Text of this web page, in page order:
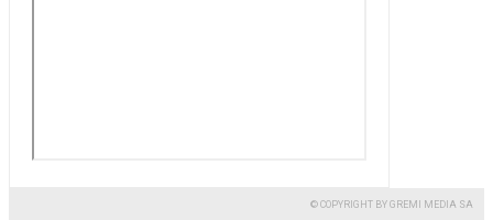
© COPYRIGHT BY GREMI MEDIA SA